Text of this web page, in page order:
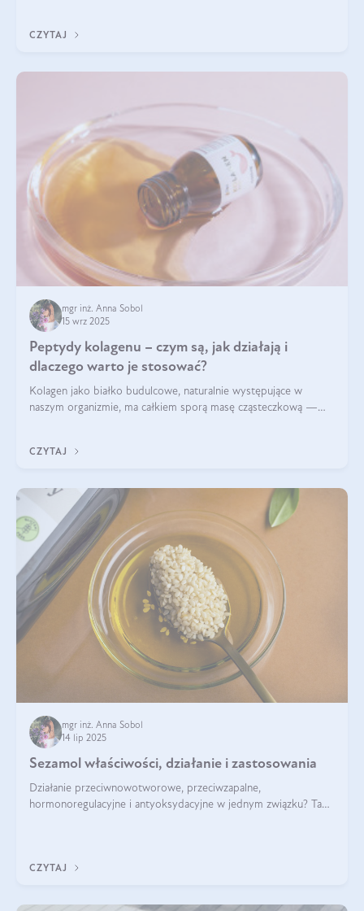
wysokiej jakości suplem
CZYTAJ
mgr inż. Anna Sobol
15 wrz 2025
Peptydy kolagenu – czym są, jak działają i
dlaczego warto je stosować?
Kolagen jako białko budulcowe, naturalnie występujące w
naszym organizmie, ma całkiem sporą masę cząsteczkową —
bardziej biodostępny
CZYTAJ
mgr inż. Anna Sobol
14 lip 2025
Sezamol właściwości, działanie i zastosowania
Działanie przeciwnowotworowe, przeciwzapalne,
hormonoregulacyjne i antyoksydacyjne w jednym związku? Tak
CZYTAJ